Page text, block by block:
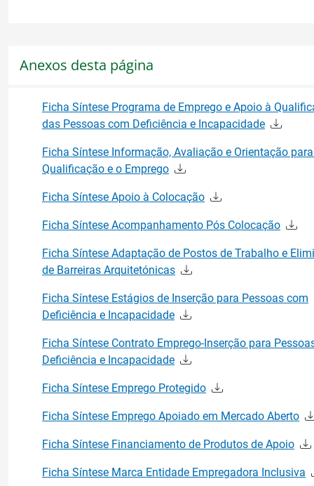
Anexos desta página
Ficha Síntese Programa de Emprego e Apoio à
das Pessoas com Deficiência e Incapacidade
Ficha Síntese Informação, Avaliação e Orientação
Qualificação e o Emprego
Ficha Síntese Apoio à Colocação
Ficha Síntese Acompanhamento Pós Colocação
Ficha Síntese Adaptação de Postos de Trabalho e
de Barreiras Arquitetónicas
Ficha Síntese Estágios de Inserção para Pessoas com
Deficiência e Incapacidade
Ficha Síntese Contrato Emprego-Inserção para
Deficiência e Incapacidade
Ficha Síntese Emprego Protegido
Ficha Síntese Emprego Apoiado em Mercado Aberto
Ficha Síntese Financiamento de Produtos de Apoio
Ficha Síntese Marca Entidade Empregadora Inclusiva